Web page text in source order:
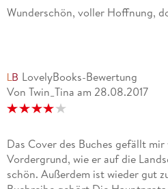
Wunderschön, voller Hoffnung,
LovelyBooks-Bewertung
Von Twin_Tina am 28.08.2017
Das Cover des Buches gefällt
Vordergrund, wie er auf die
schön. Außerdem ist wieder gut